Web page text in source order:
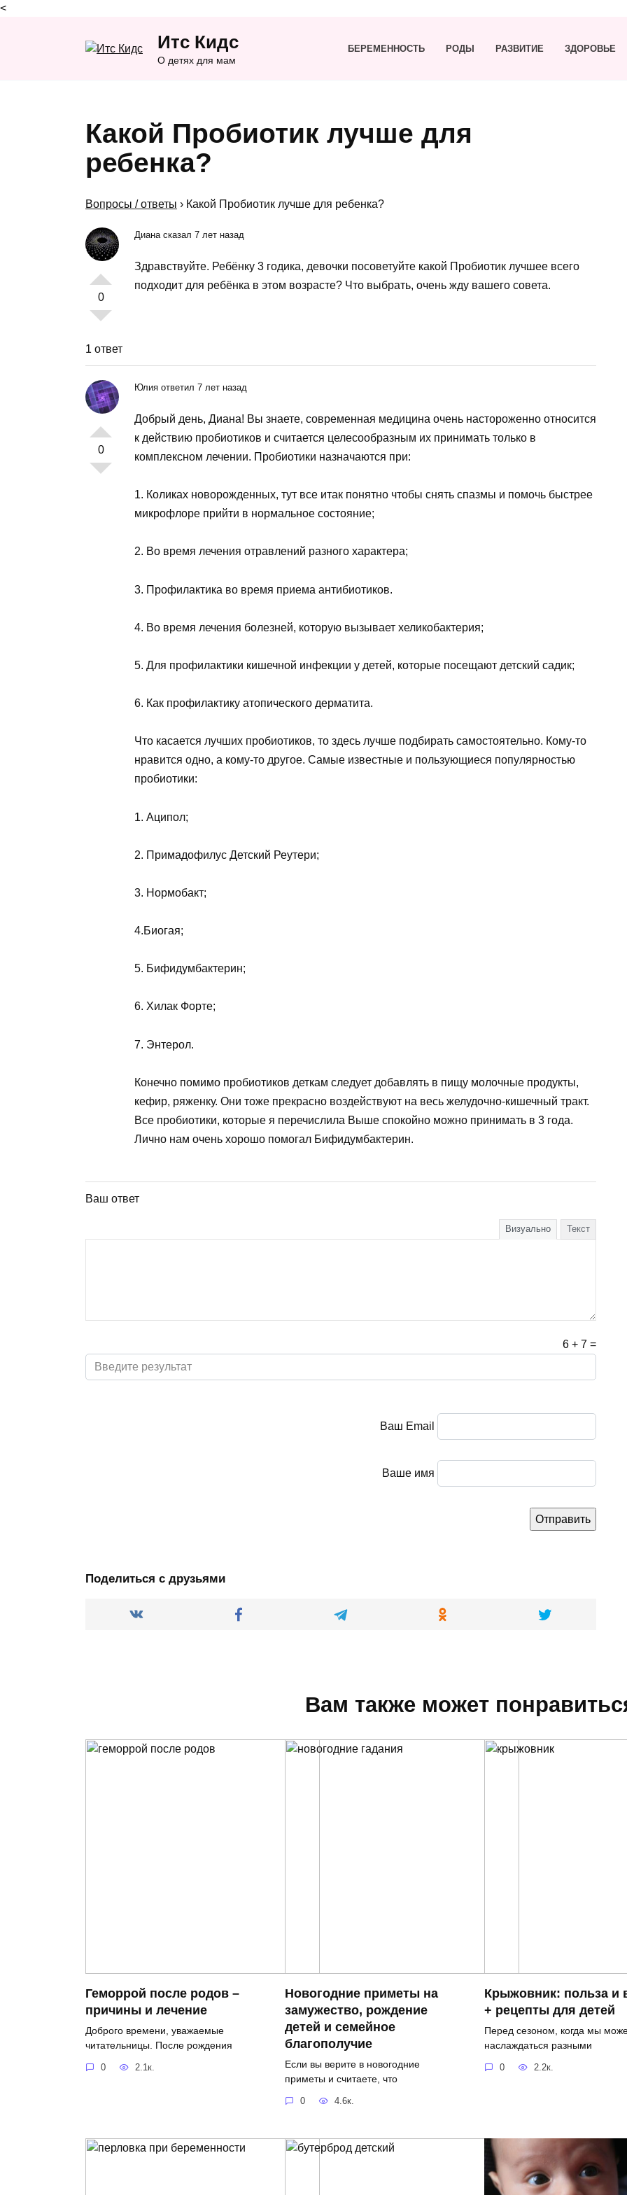
<
Итс Кидс
О детях для мам
БЕРЕМЕННОСТЬ РОДЫ РАЗВИТИЕ ЗДОРОВЬЕ
Какой Пробиотик лучше для
ребенка?
Вопросы / ответы › Какой Пробиотик лучше для ребенка?
0
Диана сказал 7 лет назад
Здравствуйте. Ребёнку 3 годика, девочки посоветуйте какой Пробиотик лучшее всего
подходит для ребёнка в этом возрасте? Что выбрать, очень жду вашего совета.
1 ответ
0
Юлия ответил 7 лет назад
Добрый день, Диана! Вы знаете, современная медицина очень настороженно относится
к действию пробиотиков и считается целесообразным их принимать только в
комплексном лечении. Пробиотики назначаются при:
1. Коликах новорожденных, тут все итак понятно чтобы снять спазмы и помочь быстрее
микрофлоре прийти в нормальное состояние;
2. Во время лечения отравлений разного характера;
3. Профилактика во время приема антибиотиков.
4. Во время лечения болезней, которую вызывает хеликобактерия;
5. Для профилактики кишечной инфекции у детей, которые посещают детский садик;
6. Как профилактику атопического дерматита.
Что касается лучших пробиотиков, то здесь лучше подбирать самостоятельно. Кому-то
нравится одно, а кому-то другое. Самые известные и пользующиеся популярностью
пробиотики:
1. Аципол;
2. Примадофилус Детский Реутери;
3. Нормобакт;
4.Биогая;
5. Бифидумбактерин;
6. Хилак Форте;
7. Энтерол.
Конечно помимо пробиотиков деткам следует добавлять в пищу молочные продукты,
кефир, ряженку. Они тоже прекрасно воздействуют на весь желудочно-кишечный тракт.
Все пробиотики, которые я перечислила Выше спокойно можно принимать в 3 года.
Лично нам очень хорошо помогал Бифидумбактерин.
Ваш ответ
Визуально Текст
6 + 7 =
Ваш Email
Ваше имя
Поделиться с друзьями
Вам также может
Геморрой после родов –
причины и лечение
Доброго времени, уважаемые
читательницы. После рождения
0 2.1к.
Новогодние приметы на
замужество, рождение
детей и семейное
благополучие
Если вы верите в новогодние
приметы и считаете, что
0 4.6к.
Крыжовник: польза и
+ рецепты для детей
Перед сезоном, когда мы
наслаждаться разными
0 2.2к.